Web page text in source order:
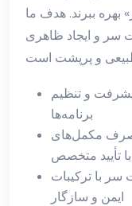
بهره ببرند. هدف ما
سر و ایجاد ظاهری
و تنظیم
برنامه‌ها
مکمل‌های
تأیید متخصص
سر با ترکیبات
ایمن و سازگار